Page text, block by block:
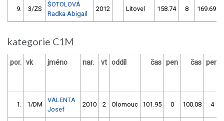
9. 3/ZS
ŠOTOLOVÁ
Radka Abigail
2012 Litovel 158.74 8 169.69
kategorie C1M
por. vk jméno nar. vt oddíl čas pen čas pen
1. 1/DM
VALENTA
Josef
2010 2 Olomouc 101.95 0 100.08 4